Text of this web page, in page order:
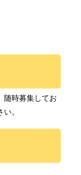
随時募集してお
。